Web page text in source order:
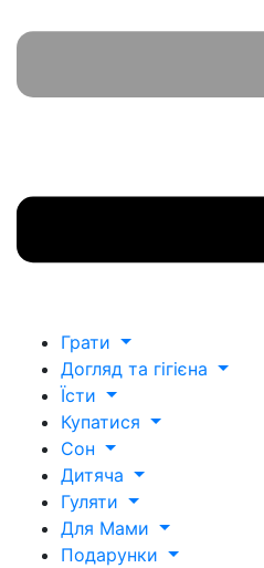
Грати
Догляд та гігієна
Їсти
Купатися
Сон
Дитяча
Гуляти
Для Мами
Подарунки